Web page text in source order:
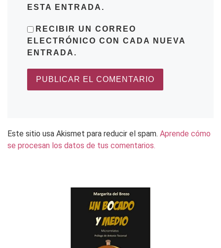
ESTA ENTRADA.
RECIBIR UN CORREO
ELECTRÓNICO CON CADA NUEVA
ENTRADA.
Este sitio usa Akismet para reducir el spam. Aprende cómo
se procesan los datos de tus comentarios.